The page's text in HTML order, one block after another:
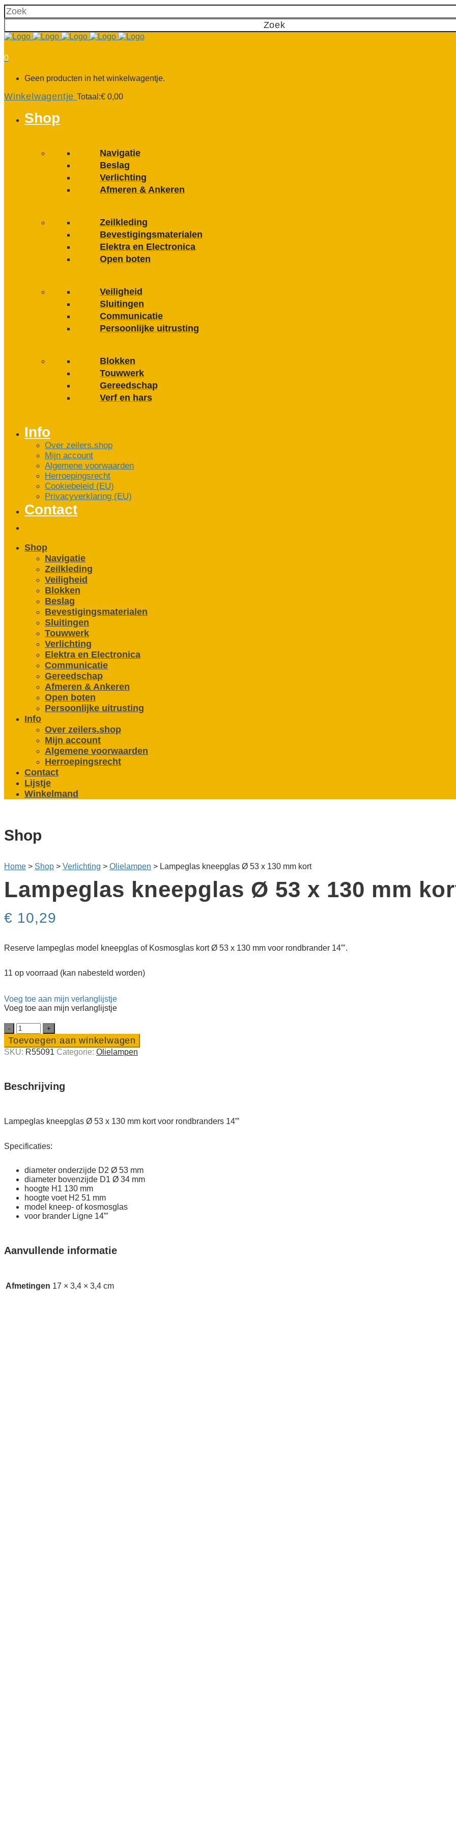
0
Geen producten in het winkelwagentje.
Winkelwagentje Totaal:€ 0,00
Shop
Navigatie
Beslag
Verlichting
Afmeren & Ankeren
Zeilkleding
Bevestigings­­materialen
Elektra en Electronica
Open boten
Veiligheid
Sluitingen
Communicatie
Persoonlijke uitrusting
Blokken
Touwwerk
Gereedschap
Verf en hars
Info
Over zeilers.shop
Mijn account
Algemene voorwaarden
Herroepingsrecht
Cookiebeleid (EU)
Privacyverklaring (EU)
Contact
Shop
Navigatie
Zeilkleding
Veiligheid
Blokken
Beslag
Bevestigings­­materialen
Sluitingen
Touwwerk
Verlichting
Elektra en Electronica
Communicatie
Gereedschap
Afmeren & Ankeren
Open boten
Persoonlijke uitrusting
Info
Over zeilers.shop
Mijn account
Algemene voorwaarden
Herroepingsrecht
Contact
Lijstje
Winkelmand
Shop
Home > Shop > Verlichting > Olie­lampen > Lampeglas kneepglas Ø 53 x 130 mm kort
Lampeglas kneepglas Ø 53 x 130 mm
€ 10,29
Reserve lampeglas model kneepglas of Kosmosglas kort Ø 53 x 130 mm voor rondbrander 14”’.
11 op voorraad (kan nabesteld worden)
Voeg toe aan mijn verlanglijstje
Voeg toe aan mijn verlanglijstje
Lampeglas
kneepglas
Ø
53
mm
kort
Toevoegen aan winkelwagen
SKU: R55091 Categorie: Olie­lampen
Beschrijving
Lampeglas kneepglas Ø 53 x 130 mm kort voor rondbranders 14”’
Specificaties:
diameter onderzijde D2 Ø 53 mm
diameter bovenzijde D1 Ø 34 mm
hoogte H1 130 mm
hoogte voet H2 51 mm
model kneep- of kosmosglas
voor brander Ligne 14”’
Aanvullende informatie
Afmetingen 17 × 3,4 × 3,4 cm